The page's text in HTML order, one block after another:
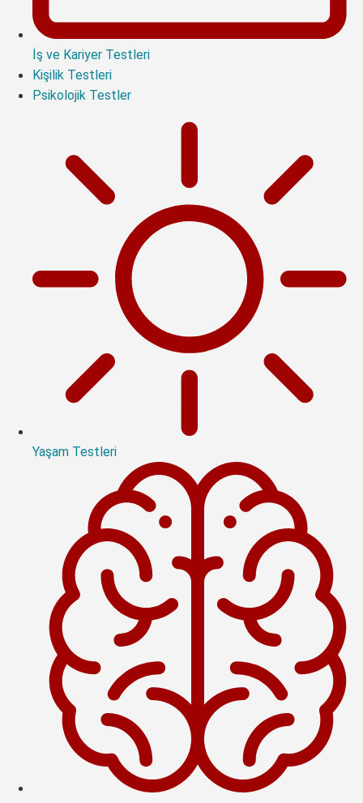
İş ve Kariyer Testleri
Kişilik Testleri
Psikolojik Testler
Yaşam Testleri